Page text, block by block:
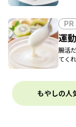
PR
運
腸活
てく
もやしの人